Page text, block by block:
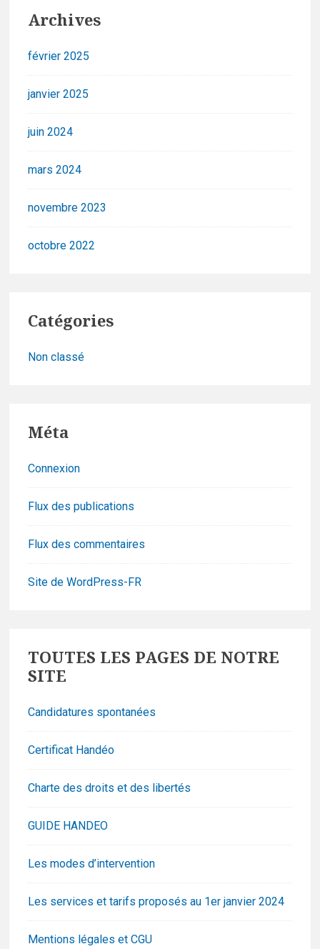
Archives
février 2025
janvier 2025
juin 2024
mars 2024
novembre 2023
octobre 2022
Catégories
Non classé
Méta
Connexion
Flux des publications
Flux des commentaires
Site de WordPress-FR
Widgets
TOUTES LES PAGES DE NOTRE
SITE
Candidatures spontanées
Certificat Handéo
Charte des droits et des libertés
GUIDE HANDEO
Les modes d’intervention
Les services et tarifs proposés au 1er janvier 2024
Mentions légales et CGU